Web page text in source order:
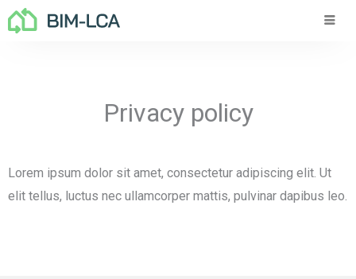
Hopp
rett
Privacy policy
Lorem ipsum dolor sit amet, consectetur adipiscing elit. Ut
elit tellus, luctus nec ullamcorper mattis, pulvinar dapibus leo.